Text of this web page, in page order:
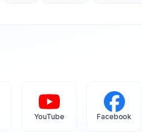
YouTube Facebook